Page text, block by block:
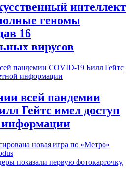
интеллект
геномы
16
вирусов
всей пандемии
Гейтс имел доступ
информации
новая игра по «Метро»
показали первую фотокарточку,